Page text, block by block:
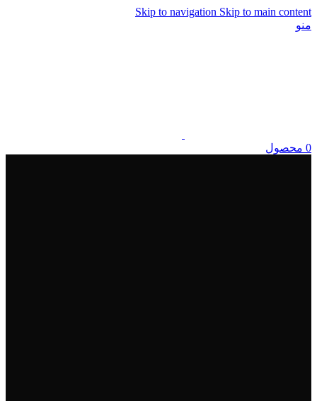
Skip to navigation Skip to main content
منو
0 محصول